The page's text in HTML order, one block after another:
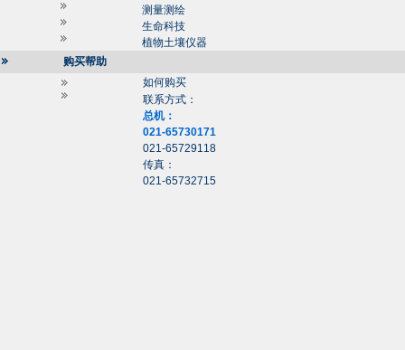
测量测绘
生命科技
植物土壤仪器
购买帮助
如何购买
联系方式：
总机：
021-65730171
021-65729118
传真：
021-65732715